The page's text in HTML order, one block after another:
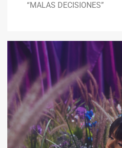
“MALAS DECISIONES”